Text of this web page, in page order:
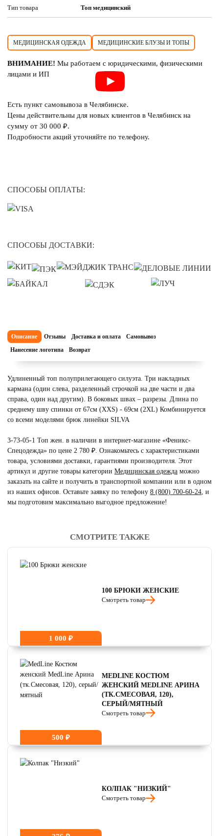
Тип товара Топ медицинский
МЕДИЦИНСКАЯ ОДЕЖДА МЕДИЦИНСКИЕ БЛУЗЫ И ТОПЫ
ВНИМАНИЕ! Мы работаем с юридическими, физическими
лицами и ИП
Есть пункт самовывоза в Челябинске.
Цены действительны для новых клиентов в Челябинск на
сумму от 30 000 ₽.
Подробности акций уточняйте по телефону.
СПОСОБЫ ОПЛАТЫ:
СПОСОБЫ ДОСТАВКИ:
Описание Отзывы Доставка и оплата
Самовывоз
Нанесение логотипа
Возврат
Удлиненный топ полуприлегающего силуэта. Три накладных
кармана (один слева, разделенный строчкой на две части и два
справа, один над другим). В боковых швах – разрезы. Длина по
среднему шву спинки от 67см (XXS) - 69см (2XL) Комбинируется
со всеми моделями брюк линейки SILVA
3-73-05-1 Топ жен. в наличии в интернет-магазине «Феникс-
Спецодежда» по цене 2 780 ₽. Ознакомьтесь с характеристиками
товара, условиями доставки, гарантиями производителя. Этот
артикул и другие товары категории Медицинская одежда можно
заказать на сайте и получить в транспортной компании или в одном
из наших офисов. Оставьте заявку по телефону 8 (800) 700-60-24 и
мы подготовим максимально выгодное предложение!
СМОТРИТЕ ТАКЖЕ
1 000 ₽
100 БРЮКИ ЖЕНСКИЕ
Смотреть товар
500 ₽
MEDLINE КОСТЮМ
ЖЕНСКИЙ MEDLINE АРИНА
(ТК.СМЕСОВАЯ, 120),
СЕРЫЙ/МЯТНЫЙ
Смотреть товар
КОЛПАК "НИЗКИЙ"
Смотреть товар